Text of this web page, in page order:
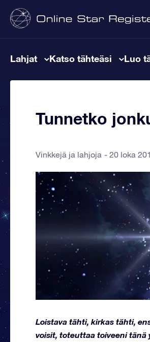
Lahjat Katso tähteäsi Luo
Tunnetko
Vinkkejä ja lahjoja 20 loka
Loistava tähti, kirkas tähti,
voisit, toteuttaa toiveeni tänä